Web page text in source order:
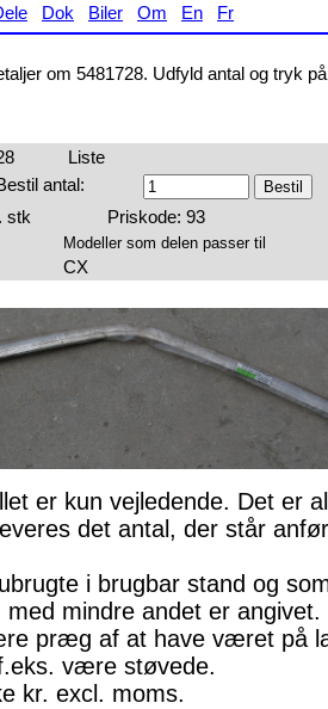
Dok Biler Om En Fr
om 5481728. Udfyld antal og tryk
Liste
antal:
stk Priskode: 93
Modeller som delen passer til
CX
er kun vejledende. Det er
det antal, der står
i brugbar stand og
med mindre andet er angivet.
præg af at have været på
være støvede.
kr. excl. moms.